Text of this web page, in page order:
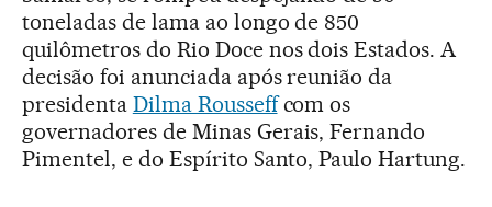
toneladas de lama ao longo de 850
quilômetros do Rio Doce nos dois Estados. A
decisão foi anunciada após reunião da
presidenta Dilma Rousseffcom os
governadores de Minas Gerais, Fernando
Pimentel, e do Espírito Santo, Paulo Hartung.